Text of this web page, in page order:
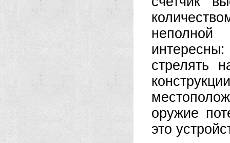
стрелять
оружие
это